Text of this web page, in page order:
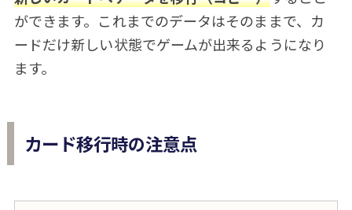
ができます。これまでのデータはそのままで、カ
ードだけ新しい状態でゲームが出来るようになり
ます。
カード移行時の注意点